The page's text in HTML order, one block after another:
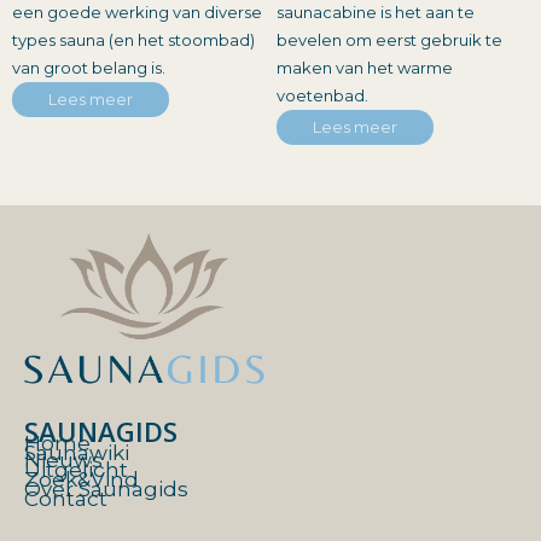
een goede werking van diverse
types sauna (en het stoombad)
van groot belang is.
Lees meer
saunacabine is het aan te
bevelen om eerst gebruik te
maken van het warme
voetenbad.
Lees meer
SAUNAGIDS
Home
Saunawiki
Nieuws
Uitgelicht
Zoek&Vind
Over Saunagids
Contact